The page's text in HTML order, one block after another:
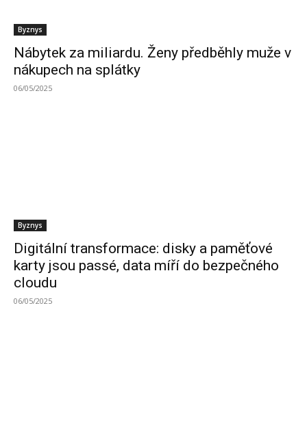
Byznys
Nábytek za miliardu. Ženy předběhly muže v
nákupech na splátky
06/05/2025
Byznys
Digitální transformace: disky a paměťové
karty jsou passé, data míří do bezpečného
cloudu
06/05/2025